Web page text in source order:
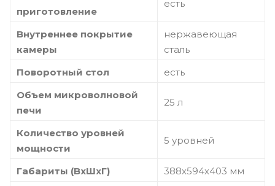
приготовление
есть
Внутреннее покрытие
камеры
нержавеющая
сталь
Поворотный стол
есть
Объем микроволновой
печи
25 л
Количество уровней
мощности
5 уровней
Габариты (ВхШхГ)
388х594х403 мм